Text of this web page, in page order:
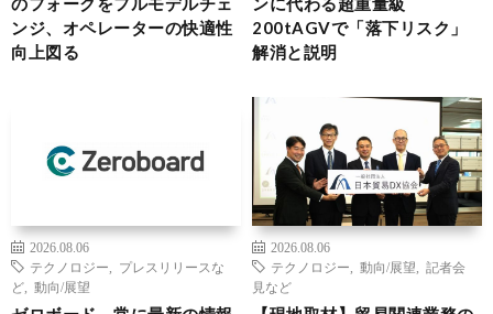
ンジ、オペレーターの快適性
向上図る
200tAGVで「落下リスク」
解消と説明
2026.08.06
テクノロジー
プレスリリースな
ど
動向/展望
2026.08.06
テクノロジー
動向/展望
記者会
見など